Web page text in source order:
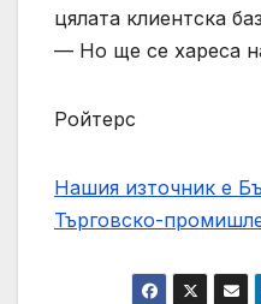
цялата клиентска
— Но ще се хареса
Ройтерс
Нашия източник е
Търговско-